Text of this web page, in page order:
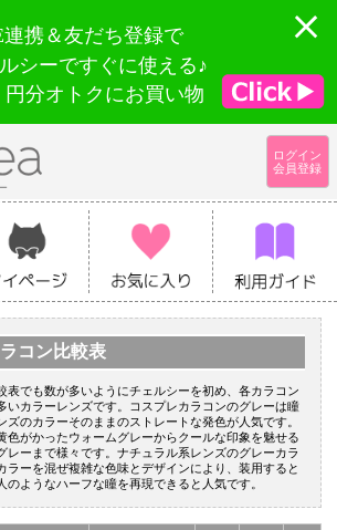
携＆友だち登録で
シーですぐに使える♪
円分オトクにお買い物
ログイン
会員登録
コン比較表
表でも数が多いようにチェルシーを初め、各カラコン
いカラーレンズです。コスプレカラコンのグレーは瞳
ズのカラーそのままのストレートな発色が人気です。
色がかったウォームグレーからクールな印象を魅せる
レーまで様々です。ナチュラル系レンズのグレーカラ
ラーを混ぜ複雑な色味とデザインにより、装用すると
のようなハーフな瞳を再現できると人気です。